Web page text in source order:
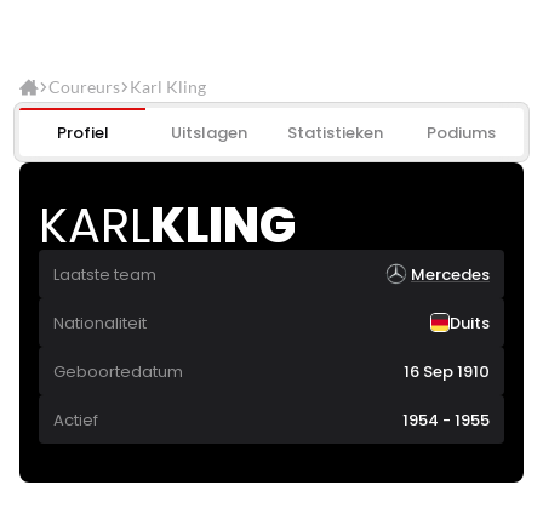
Coureurs Karl Kling
Profiel Uitslagen Statistieken Podiums
KARLKLING
Laatste team Mercedes
Nationaliteit Duits
Geboortedatum 16 Sep 1910
Actief 1954 - 1955